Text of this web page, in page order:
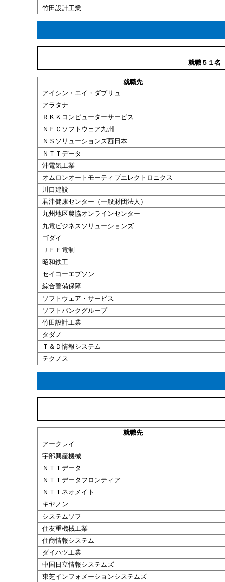
竹田設計工業
就職５１名
就職先
アイシン・エイ・ダブリュ
アラタナ
ＲＫＫコンピューターサービス
ＮＥＣソフトウェア九州
ＮＳソリューションズ西日本
ＮＴＴデータ
沖電気工業
オムロンオートモーティブエレクトロニクス
川口建設
君津健康センター（一般財団法人）
九州地区農協オンラインセンター
九電ビジネスソリューションズ
ゴダイ
ＪＦＥ電制
昭和鉄工
セイコーエプソン
綜合警備保障
ソフトウェア・サービス
ソフトバンクグループ
竹田設計工業
タダノ
Ｔ＆Ｄ情報システム
テクノス
就職先
アークレイ
宇部興産機械
ＮＴＴデータ
ＮＴＴデータフロンティア
ＮＴＴネオメイト
キヤノン
システムソフ
住友重機械工業
住商情報システム
ダイハツ工業
中国日立情報システムズ
東芝インフォメーションシステムズ